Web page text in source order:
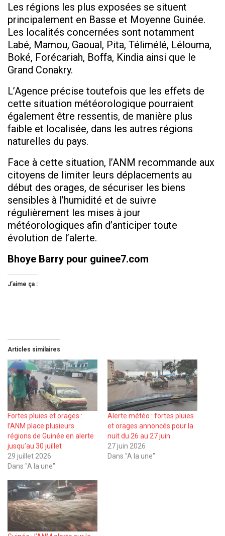
Les régions les plus exposées se situent
principalement en Basse et Moyenne Guinée.
Les localités concernées sont notamment
Labé, Mamou, Gaoual, Pita, Télimélé, Lélouma,
Boké, Forécariah, Boffa, Kindia ainsi que le
Grand Conakry.
L’Agence précise toutefois que les effets de
cette situation météorologique pourraient
également être ressentis, de manière plus
faible et localisée, dans les autres régions
naturelles du pays.
Face à cette situation, l’ANM recommande aux
citoyens de limiter leurs déplacements au
début des orages, de sécuriser les biens
sensibles à l’humidité et de suivre
régulièrement les mises à jour
météorologiques afin d’anticiper toute
évolution de l’alerte.
Bhoye Barry pour guinee7.com
J’aime ça :
Articles similaires
Fortes pluies et orages :
l’ANM place plusieurs
régions de Guinée en alerte
jusqu’au 30 juillet
29 juillet 2026
Dans "A la une"
Alerte météo : fortes pluies
et orages annoncés pour la
nuit du 26 au 27 juin
27 juin 2026
Dans "A la une"